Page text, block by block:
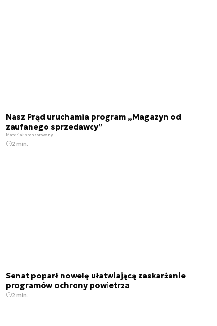
Nasz Prąd uruchamia program „Magazyn od
zaufanego sprzedawcy”
Materiał sponsorowany
2 min.
Senat poparł nowelę ułatwiającą zaskarżanie
programów ochrony powietrza
2 min.